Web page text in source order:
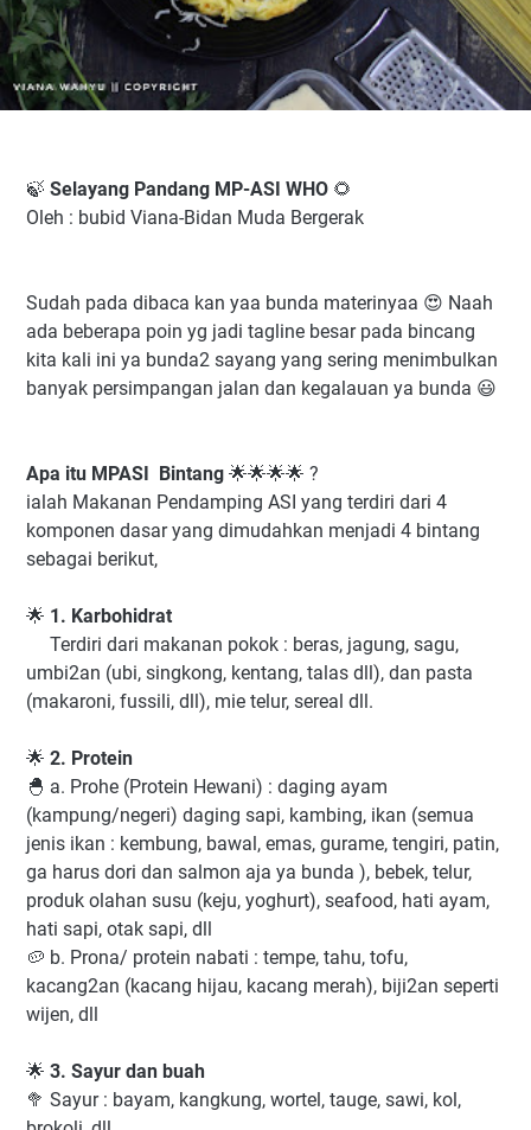
🍃 Selayang Pandang MP-ASI WHO 🌻
Oleh : bubid Viana-Bidan Muda Bergerak
Sudah pada dibaca kan yaa bunda materinyaa 😍 Naah
ada beberapa poin yg jadi tagline besar pada bincang
kita kali ini ya bunda2 sayang yang sering menimbulkan
banyak persimpangan jalan dan kegalauan ya bunda 😃
Apa itu MPASI Bintang 🌟🌟🌟🌟 ?
ialah Makanan Pendamping ASI yang terdiri dari 4
komponen dasar yang dimudahkan menjadi 4 bintang
sebagai berikut,
🌟 1. Karbohidrat
Terdiri dari makanan pokok : beras, jagung, sagu,
umbi2an (ubi, singkong, kentang, talas dll), dan pasta
(makaroni, fussili, dll), mie telur, sereal dll.
🌟 2. Protein
🐣 a. Prohe (Protein Hewani) : daging ayam
(kampung/negeri) daging sapi, kambing, ikan (semua
jenis ikan : kembung, bawal, emas, gurame, tengiri, patin,
ga harus dori dan salmon aja ya bunda ), bebek, telur,
produk olahan susu (keju, yoghurt), seafood, hati ayam,
hati sapi, otak sapi, dll
🥔 b. Prona/ protein nabati : tempe, tahu, tofu,
kacang2an (kacang hijau, kacang merah), biji2an seperti
wijen, dll
🌟 3. Sayur dan buah
🥦 Sayur : bayam, kangkung, wortel, tauge, sawi, kol,